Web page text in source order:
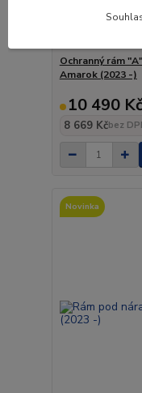
Ochranný rám
Amarok (2023 -)
10 490 Kč
8 669 Kčbez
Novinka